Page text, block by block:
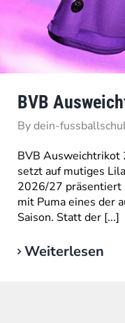
BVB
Bydein-
BVB
setzt auf mutiges
2026/27 präsentiert
mit Puma eines der
Saison. Statt der [...]
Weiterlesen